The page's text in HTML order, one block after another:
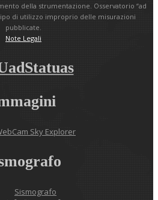
della strumentazione. Osservatorio “ad
tipo di utilizzo improprio delle misurazioni
pubblicate.
Note Legali
Sky Explorer
Sismografo